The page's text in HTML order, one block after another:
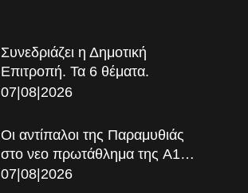
Συνεδριάζει η Δημοτική
Επιτροπή. Τα 6 θέματα.
07|08|2026
Οι αντίπαλοι της Παραμυθιάς
στο νεο πρωτάθλημα της A1…
07|08|2026